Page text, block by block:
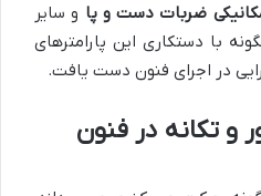
ضربات دست و پا و سایر
با دستکاری این پارامترهای
در اجرای فنون دست یافت.
و تکانه در فنون